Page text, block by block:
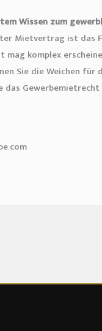
Wissen zum
Mietvertrag ist das
mag komplex
Sie die Weichen
das